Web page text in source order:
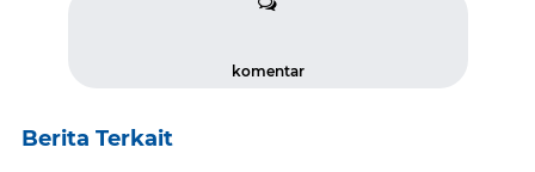
komentar
Berita Terkait